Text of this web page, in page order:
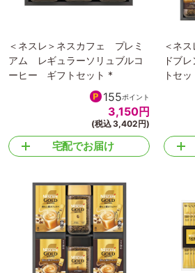
＜ネスレ＞ネスカフェ プレミ
アム レギュラーソリュブルコ
ーヒー ギフトセット *
155ポイント
3,150円
(税込 3,402円)
宅配でお届け
＜ネ
ドブ
トセ